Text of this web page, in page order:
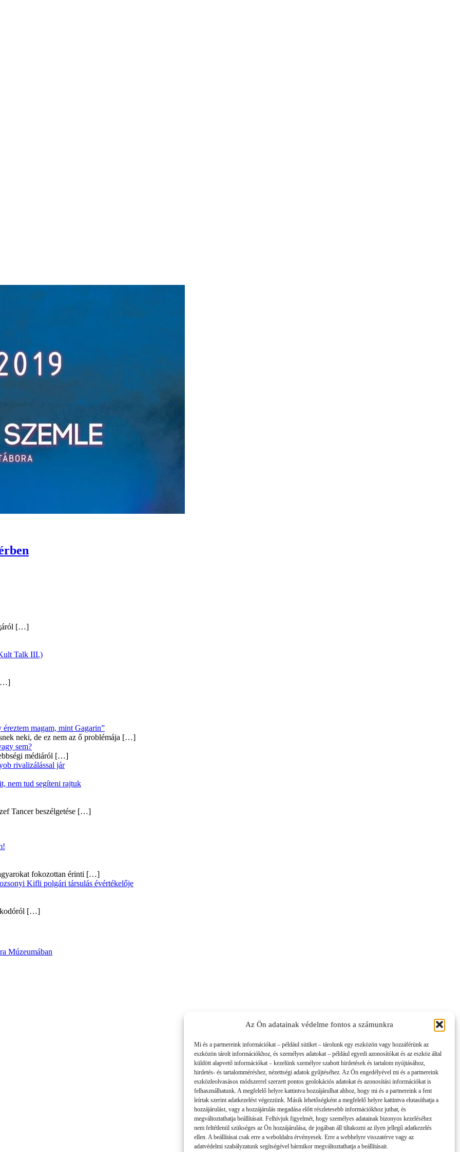
Az Ön adatainak védelme fontos a számunkra
Mi és a partnereink információkat – például sütiket – tárolunk egy eszközön vagy hozzáférünk az
eszközön tárolt információkhoz, és személyes adatokat – például egyedi azonosítókat és az eszköz által
küldött alapvető információkat – kezelünk személyre szabott hirdetések és tartalom nyújtásához,
hirdetés- és tartalomméréshez, nézettségi adatok gyűjtéséhez. Az Ön engedélyével mi és a partnereink
eszközleolvasásos módszerrel szerzett pontos geolokációs adatokat és azonosítási információkat is
felhasználhatunk. A megfelelő helyre kattintva hozzájárulhat ahhoz, hogy mi és a partnereink a fent
leírtak szerint adatkezelést végezzünk. Másik lehetőségként a megfelelő helyre kattintva elutasíthatja a
hozzájárulást, vagy a hozzájárulás megadása előtt részletesebb információkhoz juthat, és
megváltoztathatja beállításait. Felhívjuk figyelmét, hogy személyes adatainak bizonyos kezeléséhez
nem feltétlenül szükséges az Ön hozzájárulása, de jogában áll tiltakozni az ilyen jellegű adatkezelés
ellen. A beállításai csak erre a weboldalra érvényesek. Erre a webhelyre visszatérve vagy az
adatvédelmi szabályzatunk segítségével bármikor megváltoztathatja a beállításait.
[…]
Talk III.)
magam, mint Gagarin”
neki, de ez nem az ő problémája […]
sem?
médiáról […]
rivalizálással jár
nem tud segíteni rajtuk
Tancer beszélgetése […]
fokozottan érinti […]
Kifli polgári társulás évértékelője
[…]
Múzeumában